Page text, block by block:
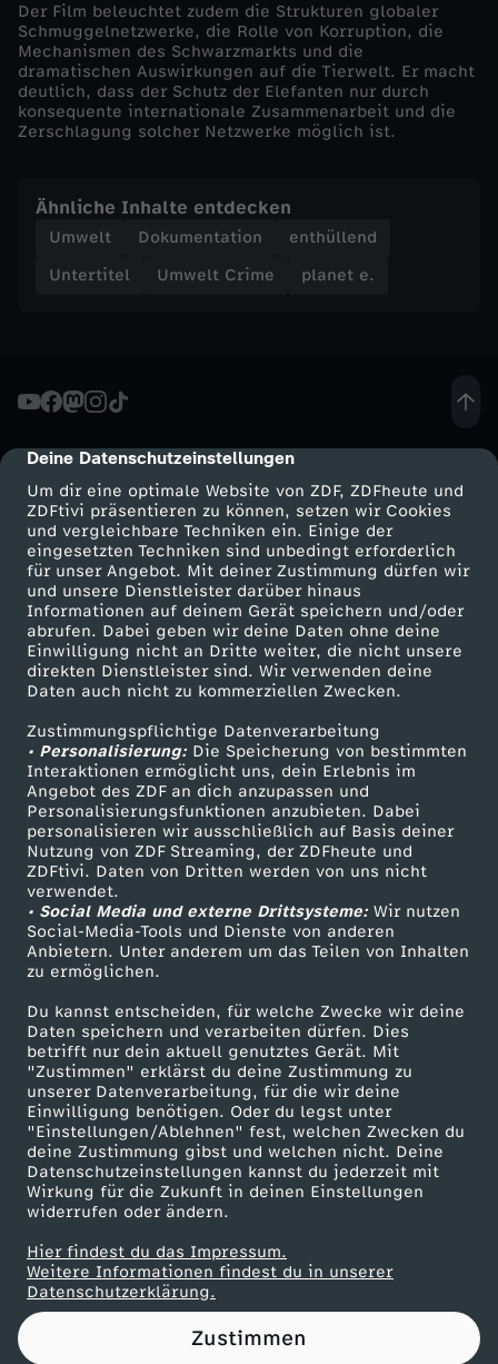
cmp-dialog-description
Deine Datenschutzeinstellungen
Um dir eine optimale Website von ZDF, ZDFheute und
ZDFtivi präsentieren zu können, setzen wir Cookies
und vergleichbare Techniken ein. Einige der
eingesetzten Techniken sind unbedingt erforderlich
für unser Angebot. Mit deiner Zustimmung dürfen wir
und unsere Dienstleister darüber hinaus
Informationen auf deinem Gerät speichern und/oder
abrufen. Dabei geben wir deine Daten ohne deine
Einwilligung nicht an Dritte weiter, die nicht unsere
direkten Dienstleister sind. Wir verwenden deine
Daten auch nicht zu kommerziellen Zwecken.
Zustimmungspflichtige Datenverarbeitung
• Personalisierung:Die Speicherung von bestimmten
Interaktionen ermöglicht uns, dein Erlebnis im
Angebot des ZDF an dich anzupassen und
Personalisierungsfunktionen anzubieten. Dabei
personalisieren wir ausschließlich auf Basis deiner
Nutzung von ZDF Streaming, der ZDFheute und
ZDFtivi. Daten von Dritten werden von uns nicht
verwendet.
• Social Media und externe Drittsysteme:Wir nutzen
Social-Media-Tools und Dienste von anderen
Anbietern. Unter anderem um das Teilen von Inhalten
zu ermöglichen.
Du kannst entscheiden, für welche Zwecke wir deine
Daten speichern und verarbeiten dürfen. Dies
betrifft nur dein aktuell genutztes Gerät. Mit
"Zustimmen" erklärst du deine Zustimmung zu
unserer Datenverarbeitung, für die wir deine
Einwilligung benötigen. Oder du legst unter
"Einstellungen/Ablehnen" fest, welchen Zwecken du
deine Zustimmung gibst und welchen nicht. Deine
Datenschutzeinstellungen kannst du jederzeit mit
Wirkung für die Zukunft in deinen Einstellungen
widerrufen oder ändern.
Hier findest du das Impressum.
Weitere Informationen findest du in unserer
Datenschutzerklärung.
Zustimmen
f
E
l
e
f
t
e
n
Der Film beleuchtet zudem die Strukturen globaler
Schmuggelnetzwerke, die Rolle von Korruption, die
Mechanismen des Schwarzmarkts und die
dramatischen Auswirkungen auf die Tierwelt. Er macht
deutlich, dass der Schutz der Elefanten nur durch
konsequente internationale Zusammenarbeit und die
Zerschlagung solcher Netzwerke möglich ist.
Ähnliche Inhalte entdecken
Umwelt Dokumentation
enthüllend
Untertitel
Umwelt Crime planet e.
Mehr ZDF
ZDF-Apps
Smart TV
ZDFtext
Livestreams
Sendungen A-Z
TV-Programm
Service
ZDFmitreden
Kontakt zum ZDF
Tickets
Zuschauerservice
Hilfe
ZDF Unternehmen
Karriere
ZDF goes Schule
Werbefernsehen
Mainzelmännchen
Partner